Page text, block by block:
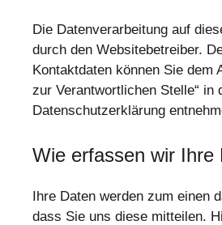
Die Datenverarbeitung auf
durch den Websitebetreiber.
Kontaktdaten können Sie dem
zur Verantwortlichen Stelle“ in
Datenschutzerklärung
Wie erfassen wir Ihre
Ihre Daten werden zum einen
dass Sie uns diese mitteilen.